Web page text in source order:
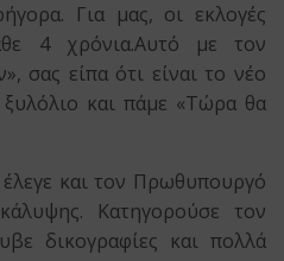
Για μας, οι εκλογές
4 χρόνια.Αυτό με τον
σας είπα ότι είναι το νέο
και πάμε «Τώρα θα
και τον Πρωθυπουργό
Κατηγορούσε τον
δικογραφίες και πολλά